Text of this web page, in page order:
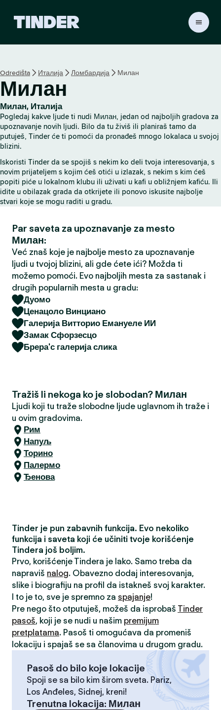
r
e
t
n
t
r
a
n
a
Odredišta Италија Ломбардија Милан
Милан
Милан, Италија
Pogledaj kakve ljude ti nudi Милан, jedan od najboljih gradova za
upoznavanje novih ljudi. Bilo da tu živiš ili planiraš tamo da
putuješ, Tinder će ti pomoći da pronađeš mnogo lokalaca u svojoj
blizini.
Iskoristi Tinder da se spojiš s nekim ko deli tvoja interesovanja, s
novim prijateljem s kojim ćeš otići u izlazak, s nekim s kim ćeš
popiti piće u lokalnom klubu ili uživati u kafi u obližnjem kafiću. Ili
idite u obilazak grada da otkrijete ili ponovo iskusite najbolje
stvari koje se mogu raditi u gradu.
Par saveta za upoznavanje za mesto
Милан:
Već znaš koje je najbolje mesto za upoznavanje
ljudi u tvojoj blizini, ali gde ćete ići? Možda ti
možemo pomoći. Evo najboljih mesta za sastanak i
drugih popularnih mesta u gradu:
Дуомо
Ценацоло Винциано
Галерија Витторио Емануеле ИИ
Замак Сфорзесцо
Брера'с галерија слика
Tražiš li nekoga ko je slobodan? Милан
Ljudi koji tu traže slobodne ljude uglavnom ih traže i
u ovim gradovima.
Рим
Напуљ
Торино
Палермо
Ђенова
Tinder je pun zabavnih funkcija. Evo nekoliko
funkcija i saveta koji će učiniti tvoje korišćenje
Tindera još boljim.
Prvo, korišćenje Tindera je lako. Samo treba da
napraviš nalog. Obavezno dodaj interesovanja,
slike i biografiju na profil da istakneš svoj karakter.
I to je to, sve je spremno za spajanje!
Pre nego što otputuješ, možeš da isprobaš Tinder
pasoš, koji je se nudi u našim premijum
pretplatama. Pasoš ti omogućava da promeniš
lokaciju i spajaš se sa članovima u drugom gradu.
Pasoš do bilo koje lokacije
Spoji se sa bilo kim širom sveta. Pariz,
Los Anđeles, Sidnej, kreni!
Trenutna lokacija: Милан